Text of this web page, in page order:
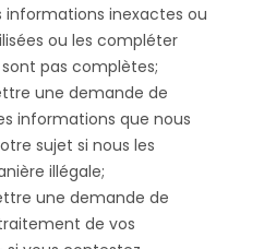
informations inexactes ou
ou les compléter
sont pas complètes;
une demande de
informations que nous
sujet si nous les
illégale;
une demande de
de vos